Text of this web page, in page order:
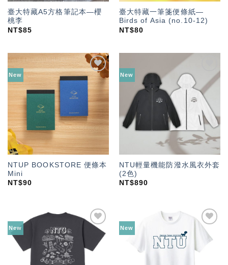
臺大特藏A5方格筆記本—櫻
桃李
NT$85
臺大特藏一筆箋便條紙—
Birds of Asia (no.10-12)
NT$80
New
加入
單」
NTUP BOOKSTORE 便條本
Mini
NT$90
New
加入
「願
望輕
單」
NTU輕量機能防潑水風衣外套
(2色)
NT$890
New
加入
「願
望輕
單」
New
加入
「願